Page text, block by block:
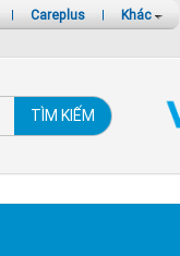
| Careplus | Khác
TÌM KIẾM